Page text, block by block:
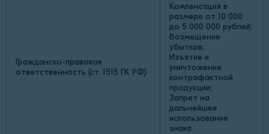
Гражданско-правовая
ответственность (ст. 1515 ГК РФ)
Компенсация в
размере от 10 000
до 5 000 000 рублей;
Возмещение
убытков;
Изъятие и
уничтожение
контрафактной
продукции;
Запрет на
дальнейшее
использование
знака.